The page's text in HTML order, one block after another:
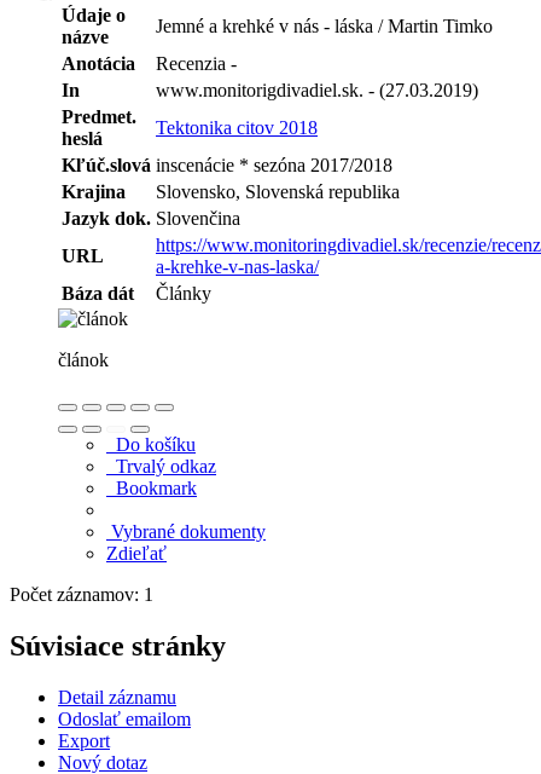
Údaje o
názve
Jemné a krehké v nás - láska / Martin Timko
Anotácia
Recenzia -
In
www.monitorigdivadiel.sk. - (27.03.2019)
Predmet.
heslá
Tektonika citov 2018
Kľúč.slová inscenácie * sezóna 2017/2018
Krajina
Slovensko, Slovenská republika
Jazyk dok. Slovenčina
URL
https://www.monitoringdivadiel.sk/recenzie/
a-krehke-v-nas-laska/
Báza dát
Články
článok
Do košíku
Trvalý odkaz
Bookmark
Vybrané dokumenty
Zdieľať
Počet záznamov: 1
Súvisiace stránky
Detail záznamu
Odoslať emailom
Export
Nový dotaz